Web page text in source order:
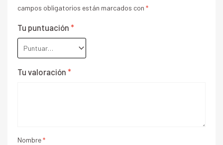
campos obligatorios están marcados con *
Tu puntuación *
Tu valoración *
Nombre*